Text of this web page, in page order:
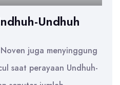
Undhuh
juga menyinggung
saat perayaan Undhuh-